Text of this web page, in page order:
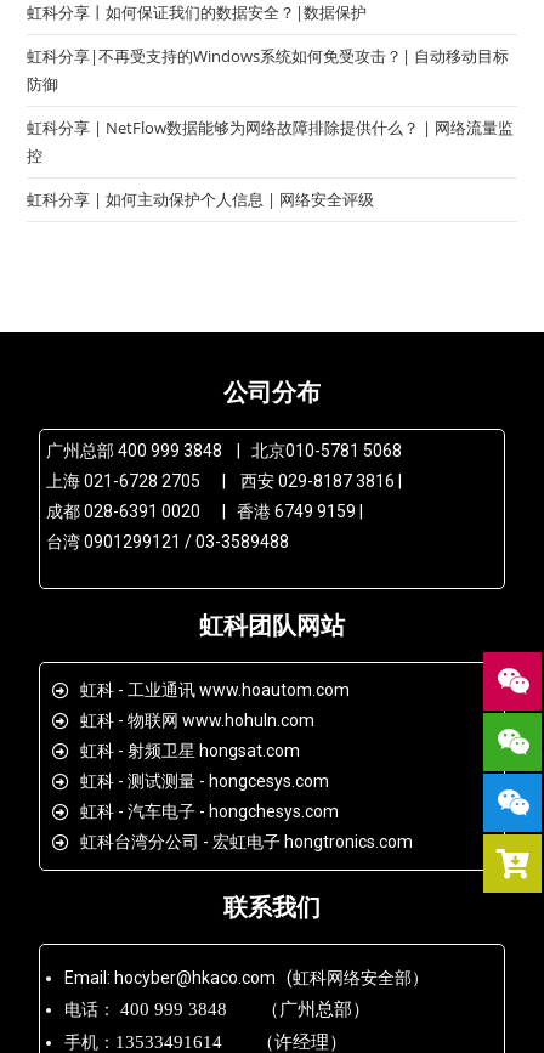
虹科分享丨如何保证我们的数据安全？|数据保护
虹科分享|不再受支持的Windows系统如何免受攻击？| 自动移动目标
防御
虹科分享 | NetFlow数据能够为网络故障排除提供什么？ | 网络流量监
控
虹科分享 | 如何主动保护个人信息 | 网络安全评级
公司分布
广州总部 400 999 3848 | 北京010-5781 5068
上海 021-6728 2705 | 西安 029-8187 3816 |
成都 028-6391 0020 | 香港 6749 9159 |
台湾 0901299121 / 03-3589488
虹科团队网站
虹科 - 工业通讯 www.hoautom.com
虹科 - 物联网 www.hohuln.com
虹科 - 射频卫星 hongsat.com
虹科 - 测试测量 - hongcesys.com
虹科 - 汽车电子 - hongchesys.com
虹科台湾分公司 - 宏虹电子 hongtronics.com
联系我们
Email: hocyber@hkaco.com (虹科网络安全部）
电话：
400 999 3848 （广州总部）
手机： 13533491614 （许经理）